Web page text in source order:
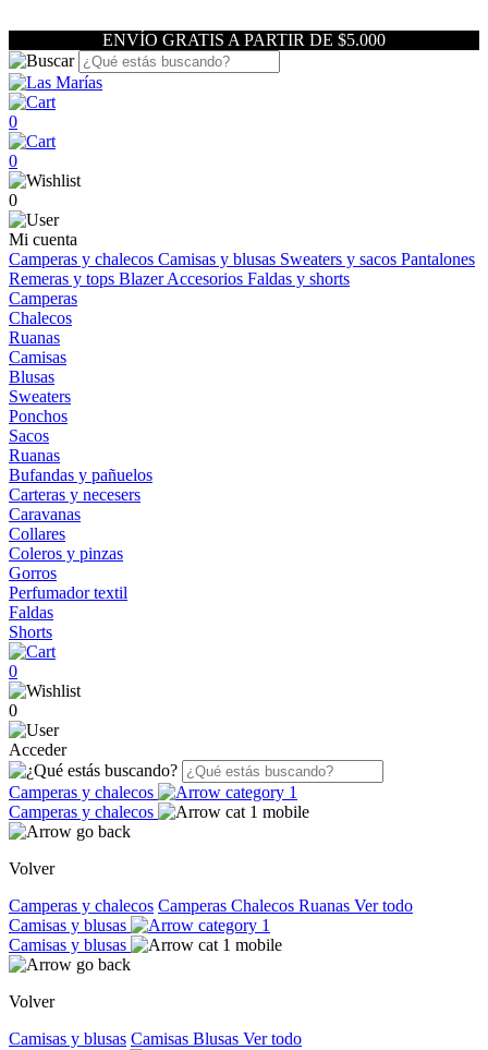
ENVÍO GRATIS A PARTIR DE $5.000
0
0
0
Mi cuenta
Camperas y chalecos Camisas y blusas Sweaters y sacos Pantalones
Remeras y tops BlazerAccesorios Faldas y shorts
Camperas
Chalecos
Ruanas
Camisas
Blusas
Sweaters
Ponchos
Sacos
Ruanas
Bufandas y pañuelos
Carteras y necesers
Caravanas
Collares
Coleros y pinzas
Gorros
Perfumador textil
Faldas
Shorts
0
0
Acceder
Camperas y chalecos
Camperas y chalecos
Volver
Camperas y chalecos Camperas Chalecos Ruanas Ver todo
Camisas y blusas
Camisas y blusas
Volver
Camisas y blusas Camisas Blusas Ver todo